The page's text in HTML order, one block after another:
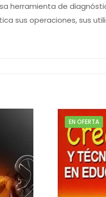
herramienta de
sus operaciones, sus
EN OFERTA